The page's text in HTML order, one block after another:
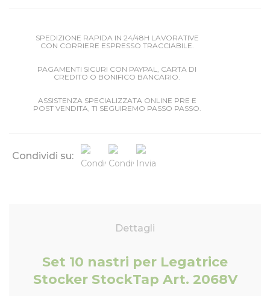
SPEDIZIONE RAPIDA IN 24/48H LAVORATIVE
CON CORRIERE ESPRESSO TRACCIABILE.
PAGAMENTI SICURI CON PAYPAL, CARTA DI
CREDITO O BONIFICO BANCARIO.
ASSISTENZA SPECIALIZZATA ONLINE PRE E
POST VENDITA, TI SEGUIREMO PASSO PASSO.
Condividi su:
Dettagli
Set 10 nastri per Legatrice
Stocker StockTap Art. 2068V